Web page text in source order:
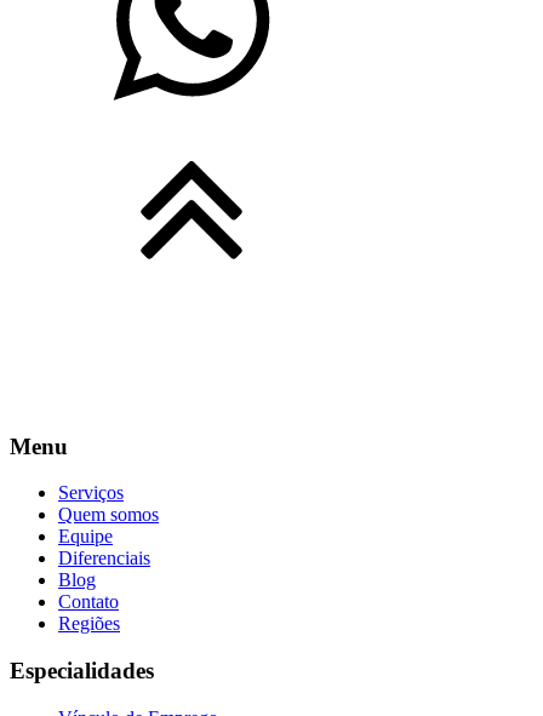
Menu
Serviços
Quem somos
Equipe
Diferenciais
Blog
Contato
Regiões
Especialidades